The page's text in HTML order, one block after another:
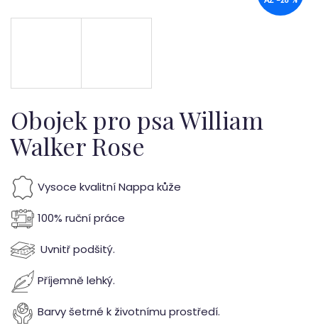
Obojek pro psa William
Walker Rose
Vysoce kvalitní Nappa kůže
100% ruční práce
Uvnitř podšitý.
Příjemně lehký.
Barvy šetrné k životnímu prostředí.
b
e
t
e
n
a
j
í
t
?